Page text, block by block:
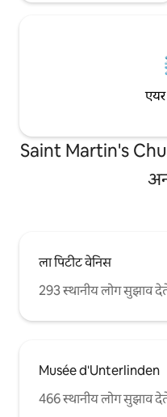
Saint Martin's
ला पिटीट वेनिस
293 स्थानीय लोग सुझाव
Musée d'Unterlinden
466 स्थानीय लोग सुझाव